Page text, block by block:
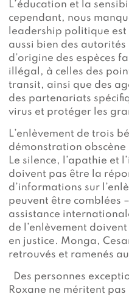
L’éducation et la
cependant, nous
leadership politique
aussi bien des
d’origine des espèces
illégal, à celles des
transit, ainsi que des
des partenariats
virus et protéger les
L’enlèvement de trois
démonstration
Le silence, l’apathie et
doivent pas être la
d’informations sur
peuvent être comblées
assistance
de l’enlèvement
en justice. Monga,
retrouvés et ramenés
Des personnes
Roxane ne méritent